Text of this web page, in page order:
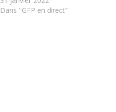
formule express le matin
Dans "GFP en direct"